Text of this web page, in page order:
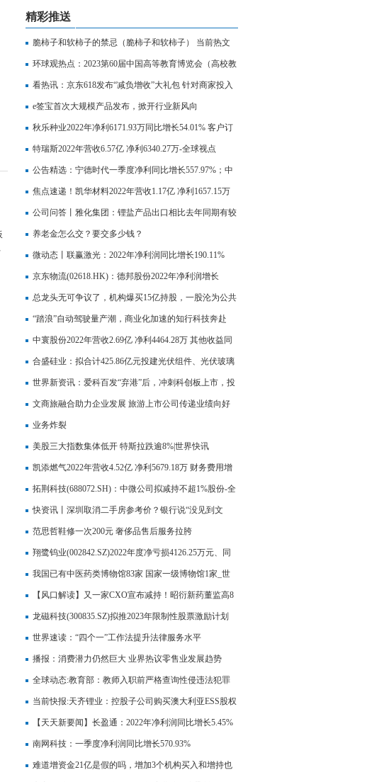
水
精彩推送
脆柿子和软柿子的禁忌（脆柿子和软柿子） 当前热文
环球观热点：2023第60届中国高等教育博览会（高校教
学科研设备展 ）
看热讯：京东618发布“减负增收”大礼包 针对商家投入
增加20%、运营成本降低30%
e签宝首次大规模产品发布，掀开行业新风向
秋乐种业2022年净利6171.93万同比增长54.01% 客户订
单需求旺盛
特瑞斯2022年营收6.57亿 净利6340.27万-全球视点
公告精选：宁德时代一季度净利同比增长557.97%；中
国移动一季度净利281亿元-世界微资讯
焦点速递！凯华材料2022年营收1.17亿 净利1657.15万
公司问答丨雅化集团：锂盐产品出口相比去年同期有较
大增长
养老金怎么交？要交多少钱？
微动态丨联赢激光：2022年净利润同比增长190.11%
京东物流(02618.HK)：德邦股份2022年净利润增长
339.08%至6.49亿元
总龙头无可争议了，机构爆买15亿持股，一股沦为公共
厕所，进进出出烦死了！|环球热文
“踏浪”自动驾驶量产潮，商业化加速的知行科技奔赴
IPO_环球速看
中寰股份2022年营收2.69亿 净利4464.28万 其他收益同
比减少_世界短讯
合盛硅业：拟合计425.86亿元投建光伏组件、光伏玻璃
等项目_全球滚动
世界新资讯：爱科百发“弃港”后，冲刺科创板上市，投
资方包括高瓴、启明等
文商旅融合助力企业发展 旅游上市公司传递业绩向好
信号
业务炸裂
美股三大指数集体低开 特斯拉跌逾8%|世界快讯
凯添燃气2022年营收4.52亿 净利5679.18万 财务费用增
长|当前讯息
拓荆科技(688072.SH)：中微公司拟减持不超1%股份-全
球今日报
快资讯丨深圳取消二手房参考价？银行说“没见到文
件”，中介称“已经实行”
范思哲鞋修一次200元 奢侈品售后服务拉胯
翔鹭钨业(002842.SZ)2022年度净亏损4126.25万元、同
比盈转亏
我国已有中医药类博物馆83家 国家一级博物馆1家_世
界视点
【风口解读】又一家CXO宣布减持！昭衍新药董监高8
人拟组团减持不超0.8%
龙磁科技(300835.SZ)拟推2023年限制性股票激励计划
世界速读：“四个一”工作法提升法律服务水平
播报：消费潜力仍然巨大 业界热议零售业发展趋势
全球动态:教育部：教师入职前严格查询性侵违法犯罪
信息
当前快报:天齐锂业：控股子公司购买澳大利亚ESS股权
交易终止
【天天新要闻】长盈通：2022年净利润同比增长5.45%
拟10转3派5元
南网科技：一季度净利润同比增长570.93%
难道增资金21亿是假的吗，增加3个机构买入和增持也